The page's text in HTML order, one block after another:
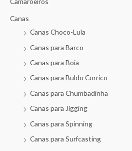
Canas
Canas Choco-Lula
Canas para Barco
Canas para Boia
Canas para Buldo Corrico
Canas para Chumbadinha
Canas para Jigging
Canas para Spinning
Canas para Surfcasting